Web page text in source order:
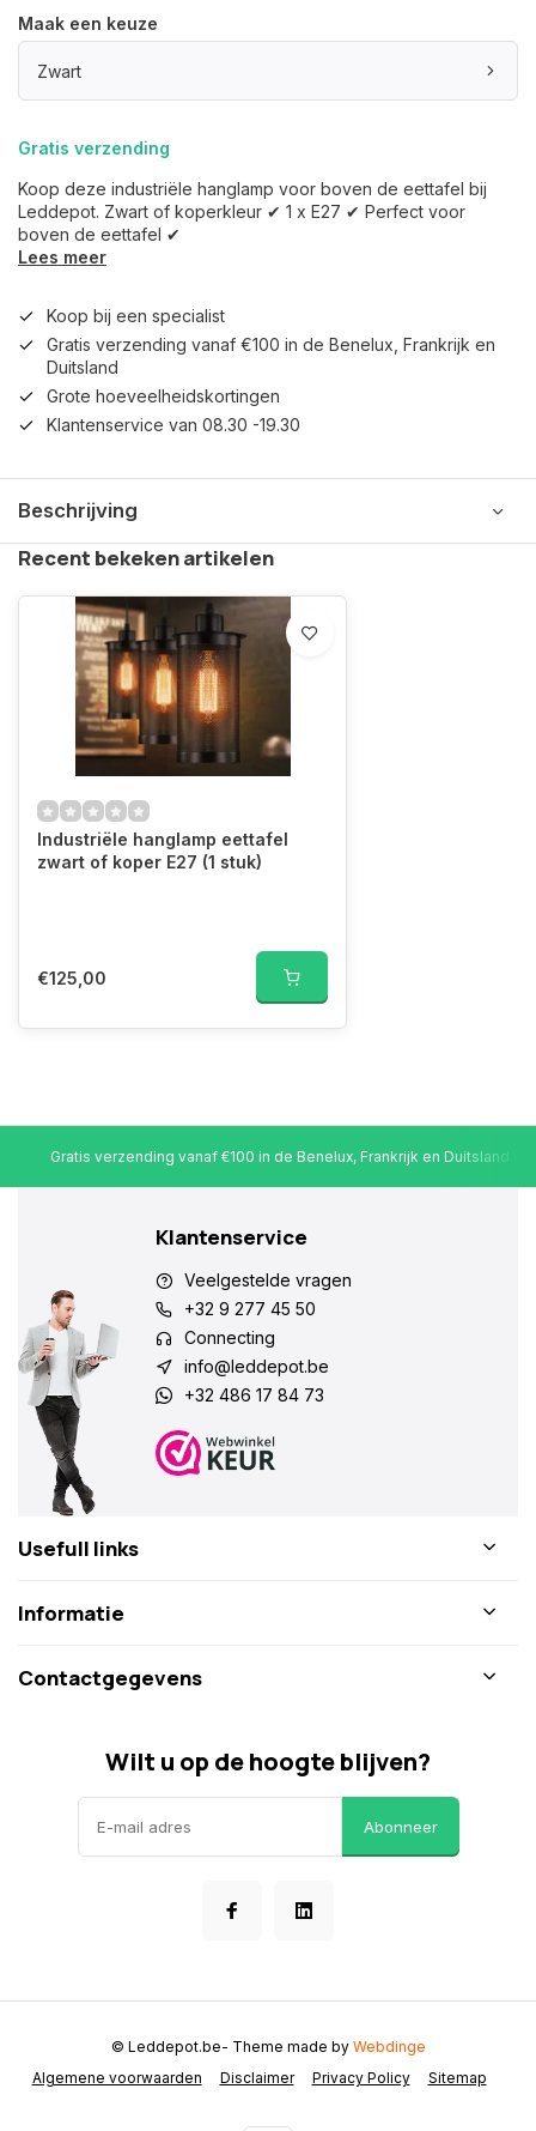
Maak een keuze
Zwart
Gratis verzending
Koop deze industriële hanglamp voor boven de eettafel bij
Leddepot. Zwart of koperkleur ✔ 1 x E27 ✔ Perfect voor
boven de eettafel ✔
Lees meer
Koop bij een specialist
Gratis verzending vanaf €100 in de Benelux, Frankrijk en
Duitsland
Grote hoeveelheidskortingen
Klantenservice van 08.30 -19.30
Beschrijving
Recent bekeken artikelen
Industriële hanglamp eettafel
zwart of koper E27 (1 stuk)
€125,00
Gratis verzending vanaf €100 in de Benelux, Frankrijk en Duitsland
Klantenservice
Veelgestelde vragen
+32 9 277 45 50
Connecting
info@leddepot.be
+32 486 17 84 73
Usefull links
Informatie
Contactgegevens
Wilt u op de hoogte blijven?
Abonneer
Algemene voorwaarden Disclaimer Privacy Policy Sitemap
© Leddepot.be- Theme made by Webdinge